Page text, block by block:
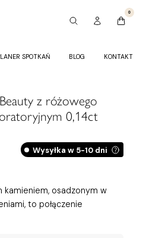
0
SPOTKAŃ BLOG KONTAKT
z różowego
0,14ct
Wysyłka w 5-10 dni
kamieniem, osadzonym w
to połączenie